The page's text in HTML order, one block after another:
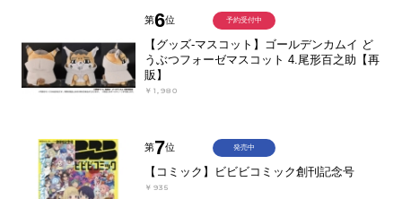
第6位
【グッズ-マスコット】ゴールデンカムイ ど
うぶつフォーゼマスコット 4.尾形百之助【再
販】
￥1,980
予約受付中
第7位
【コミック】ビビビコミック創刊記念号
￥935
発売中